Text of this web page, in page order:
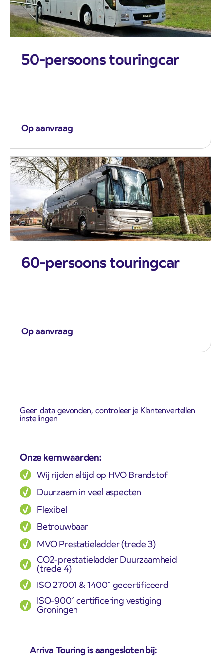
50-persoons touringcar
Op aanvraag
60-persoons touringcar
Op aanvraag
Geen data gevonden, controleer je Klantenvertellen
instellingen
Onze kernwaarden:
Wij rijden altijd op HVO Brandstof
Duurzaam in veel aspecten
Flexibel
Betrouwbaar
MVO Prestatieladder (trede 3)
CO2-prestatieladder Duurzaamheid
(trede 4)
ISO 27001 & 14001 gecertificeerd
ISO-9001 certificering vestiging
Groningen
Arriva Touring is aangesloten bij: